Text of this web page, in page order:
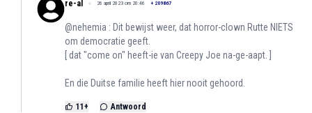
re-al 26 april 2023 om 20:46 + 209867
@nehemia : Dit bewijst weer, dat horror-clown Rutte NIETS
om democratie geeft.
[ dat "come on" heeft-ie van Creepy Joe na-ge-aapt. ]
En die Duitse familie heeft hier nooit gehoord.
11 + Antwoord